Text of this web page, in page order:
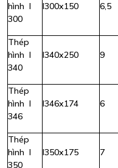
hình I
300
I300x150 6,5
Thép
hình I
340
I340x250 9
Thép
hình I
346
I346x174 6
Thép
hình I
350
I350x175 7